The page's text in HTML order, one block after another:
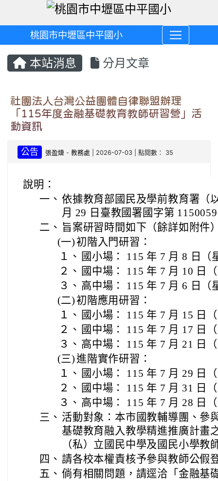
桃園市中壢區中平國小
本站消息 分月文章
社團法人台灣公益團體自律聯盟辦理
「115年度金融基礎教育教師研習營」活
動資訊
公告 張盈婕 -教務處 | 2026-07-03 | 點閱數： 35
說明：
一、 依據教育部國民及學前教育署（
月 29 日臺教國署國字第
二、 旨案研習時間如下（餘詳如附件
(一) 初階入門研習：
１、 國小場： 115 年 7 月 8 日（
２、 國中場： 115 年 7 月 10 日
３、 高中場： 115 年 7 月 6 日（
(二) 初階應用研習：
１、 國小場： 115 年 7 月 15 日
２、 國中場： 115 年 7 月 17 日
３、 高中場： 115 年 7 月 21 日
(三) 進階實作研習：
１、 國小場： 115 年 7 月 29 日
２、 國中場： 115 年 7 月 31 日
３、 高中場： 115 年 7 月 28 日
三、 活動對象：本市國教輔導團、參
基礎教育融入教學精進推廣計畫
（私）立國民中學及國民小學教
四、 請各校本權責核予參與教師公假
五、 倘有相關問題，請逕洽「金融基